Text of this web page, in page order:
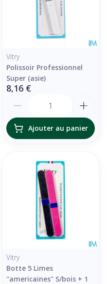
Vitry
Polissoir Professionnel
Super (asie)
8,16 €
Ajouter au panier
Vitry
Botte 5 Limes
"americaines" S/bois + 1